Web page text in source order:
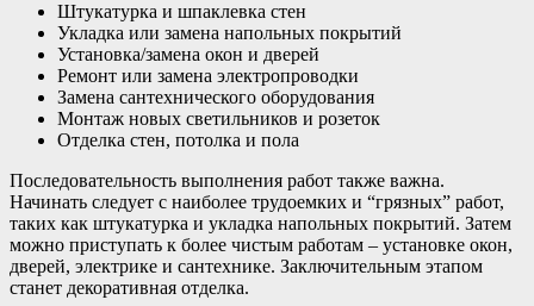
Штукатурка и шпаклевка стен
Укладка или замена напольных покрытий
Установка/замена окон и дверей
Ремонт или замена электропроводки
Замена сантехнического оборудования
Монтаж новых светильников и розеток
Отделка стен, потолка и пола
Последовательность выполнения работ также важна.
Начинать следует с наиболее трудоемких и “грязных” работ,
таких как штукатурка и укладка напольных покрытий. Затем
можно приступать к более чистым работам – установке окон,
дверей, электрике и сантехнике. Заключительным этапом
станет декоративная отделка.